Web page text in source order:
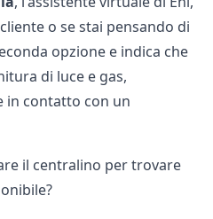
o se stai pensando di
opzione e indica che
di luce e gas,
in contatto con un
il centralino per trovare